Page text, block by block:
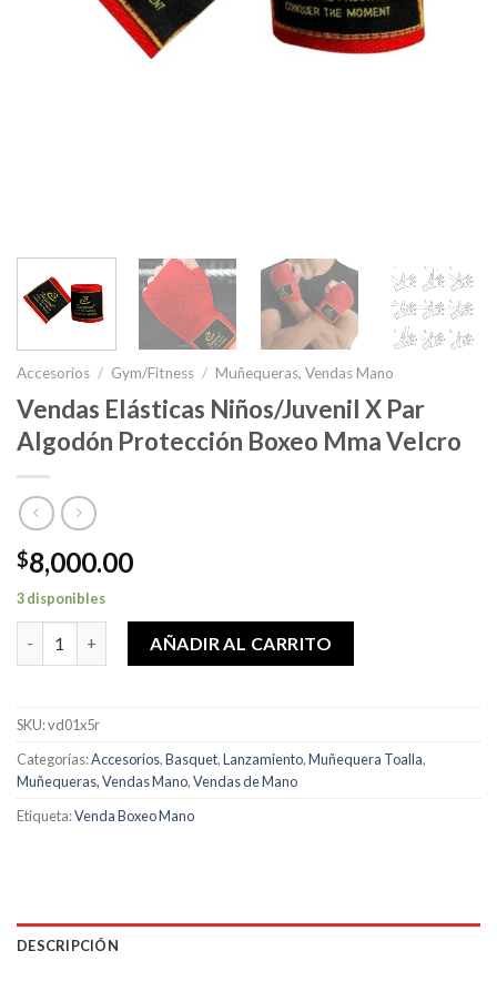
Accesorios / Gym/Fitness / Muñequeras, Vendas Mano
Vendas Elásticas Niños/Juvenil X Par
Algodón Protección Boxeo Mma Velcro
$8,000.00
3 disponibles
Vendas Elásticas Niños/Juvenil X Par Algodón Protección
AÑADIR AL CARRITO
SKU:vd01x5r
Categorías:Accesorios,Basquet,Lanzamiento,Muñequera Toalla,
Muñequeras, Vendas Mano,Vendas de Mano
Etiqueta:Venda Boxeo Mano
DESCRIPCIÓN